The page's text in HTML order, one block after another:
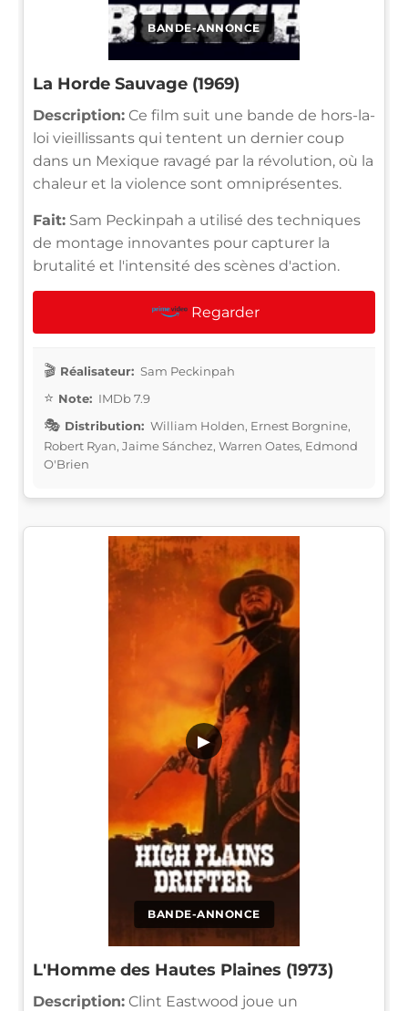
BANDE-ANNONCE
La Horde Sauvage (1969)
Description: Ce film suit une bande de hors-la-
loi vieillissants qui tentent un dernier coup
dans un Mexique ravagé par la révolution, où la
chaleur et la violence sont omniprésentes.
Fait: Sam Peckinpah a utilisé des techniques
de montage innovantes pour capturer la
brutalité et l'intensité des scènes d'action.
Regarder
Réalisateur: Sam Peckinpah
Note: IMDb 7.9
Distribution: William Holden, Ernest Borgnine,
Robert Ryan, Jaime Sánchez, Warren Oates, Edmond
O'Brien
BANDE-ANNONCE
▶
L'Homme des Hautes Plaines (1973)
Description: Clint Eastwood joue un